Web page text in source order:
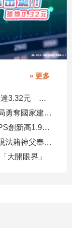
» 更多
台灣大蟬聯電信獲利王！前7月EPS達3.32元 中華電3.11、遠傳2.46元
打造更具競爭力宜居城市 高雄工務局勇奪國家建築界9大獎
永豐金7月EPS自結0.3元 前7月EPS創新高1.96元！
科博館《走徑東海岸》新書發表 重現法籍神父奉獻足跡與歷史日記
大開眼界」